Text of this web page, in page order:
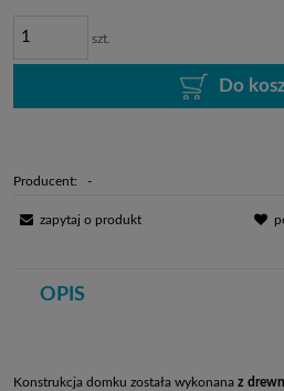
szt.
Do
Producent: -
zapytaj o produkt
OPIS
Konstrukcja domku została wykonana z